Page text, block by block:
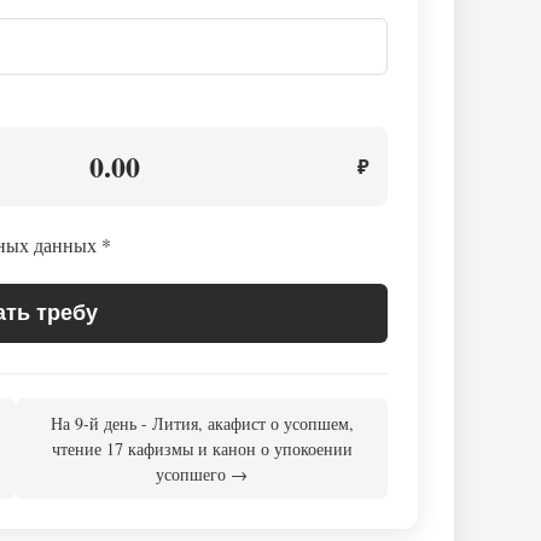
0.00 ₽
данных *
требу
На 9-й день - Лития, акафист о усопшем,
чтение 17 кафизмы и канон о упокоении
усопшего →